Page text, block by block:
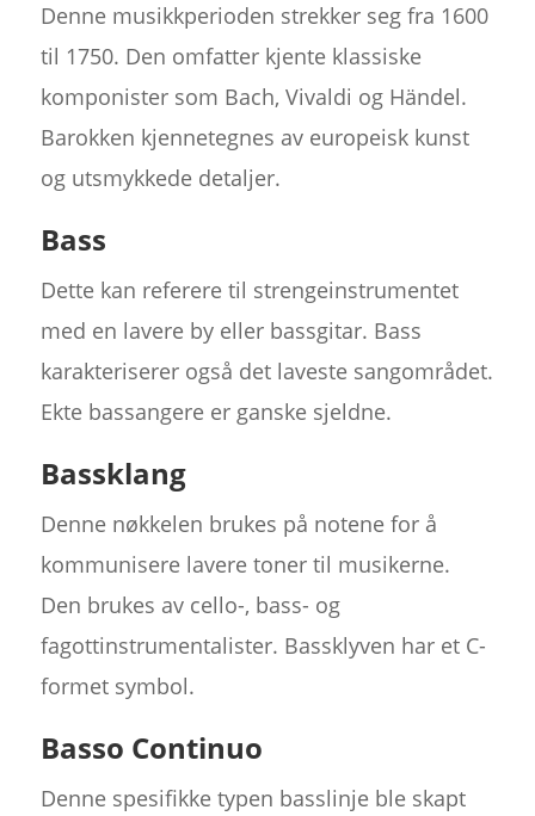
Denne musikkperioden strekker seg fra 1600
til 1750. Den omfatter kjente klassiske
komponister som Bach, Vivaldi og Händel.
Barokken kjennetegnes av europeisk kunst
og utsmykkede detaljer.
Bass
Dette kan referere til strengeinstrumentet
med en lavere by eller bassgitar. Bass
karakteriserer også det laveste sangområdet.
Ekte bassangere er ganske sjeldne.
Bassklang
Denne nøkkelen brukes på notene for å
kommunisere lavere toner til musikerne.
Den brukes av cello-, bass- og
fagottinstrumentalister. Bassklyven har et C-
formet symbol.
Basso Continuo
Denne spesifikke typen basslinje ble skapt